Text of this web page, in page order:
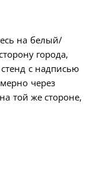
на белый/
города,
с надписью
через
той же стороне,